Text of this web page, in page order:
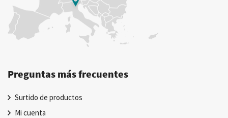
Preguntas más frecuentes
Surtido de productos
Mi cuenta